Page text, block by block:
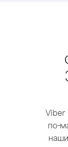
Viber
по-